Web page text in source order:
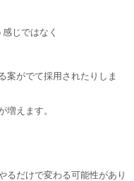
じではなく
案がでて採用されたりしま
増えます。
るだけで変わる可能性があり